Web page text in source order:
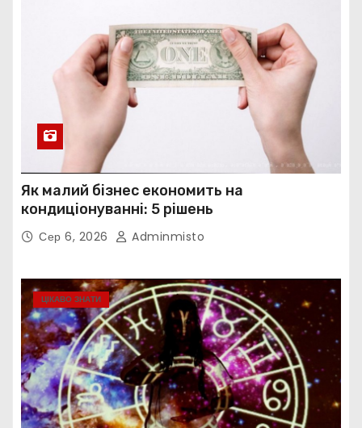
Як малий бізнес економить на
кондиціонуванні: 5 рішень
Сер 6, 2026 Adminmisto
ЦІКАВО ЗНАТИ